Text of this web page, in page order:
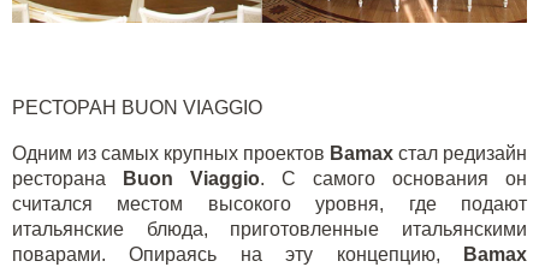
РЕСТОРАН BUON VIAGGIO
Одним из самых крупных проектов Bamax стал редизайн
ресторана
Buon Viaggio. С самого основания он
считался местом высокого уровня, где подают
итальянские блюда, приготовленные итальянскими
поварами. Опираясь на эту концепцию,
Bamax